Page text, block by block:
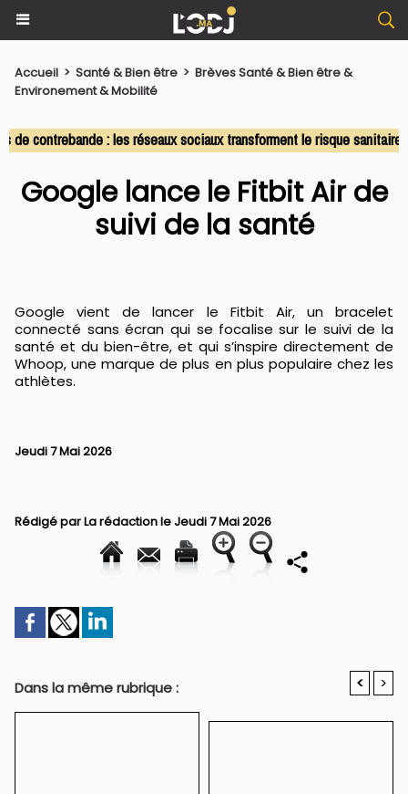
Accueil > Santé & Bien être > Brèves Santé & Bien être &
Environement & Mobilité
contrebande : les réseaux sociaux transforment le risque sanitaire en
Google lance le Fitbit Air de
suivi de la santé
Google vient de lancer le Fitbit Air, un bracelet
connecté sans écran qui se focalise sur le suivi de la
santé et du bien-être, et qui s’inspire directement de
Whoop, une marque de plus en plus populaire chez les
athlètes.
Jeudi 7 Mai 2026
Rédigé par La rédaction le Jeudi 7 Mai 2026
Dans la même rubrique : < >